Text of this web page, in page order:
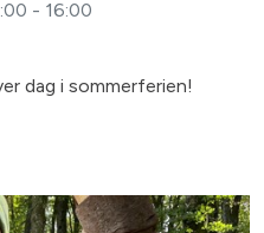
- 16:00
dag i sommerferien!